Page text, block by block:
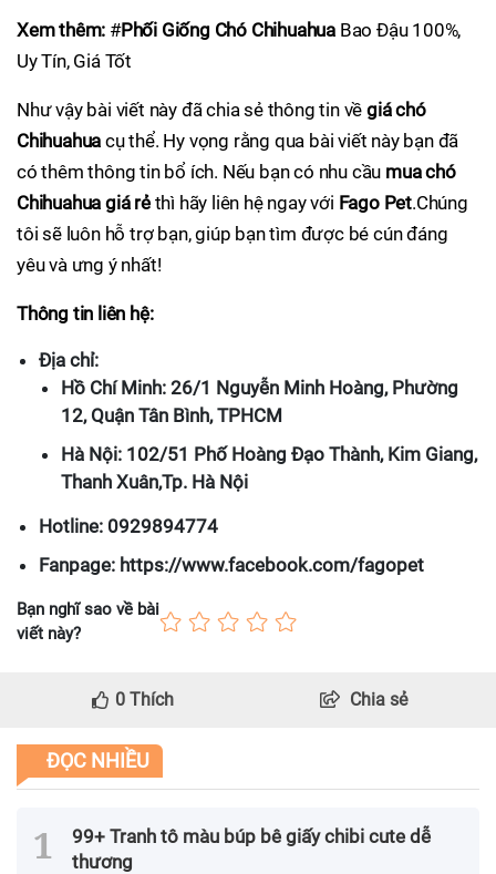
Xem thêm: #Phối Giống Chó Chihuahua Bao Đậu 100%,
Uy Tín, Giá Tốt
Như vậy bài viết này đã chia sẻ thông tin về giá chó
Chihuahuacụ thể. Hy vọng rằng qua bài viết này bạn đã
có thêm thông tin bổ ích. Nếu bạn có nhu cầu mua chó
Chihuahua giá rẻthì hãy liên hệ ngay với Fago Pet.Chúng
tôi sẽ luôn hỗ trợ bạn, giúp bạn tìm được bé cún đáng
yêu và ưng ý nhất!
Thông tin liên hệ:
Địa chỉ:
Hồ Chí Minh: 26/1 Nguyễn Minh Hoàng, Phường
12, Quận Tân Bình, TPHCM
Hà Nội: 102/51 Phố Hoàng Đạo Thành, Kim Giang,
Thanh Xuân,Tp. Hà Nội
Hotline: 0929894774
Fanpage: https://www.facebook.com/fagopet
Bạn nghĩ sao về bài
viết này?
0 Thích Chia sẻ
ĐỌC NHIỀU
99+ Tranh tô màu búp bê giấy chibi cute dễ
thương